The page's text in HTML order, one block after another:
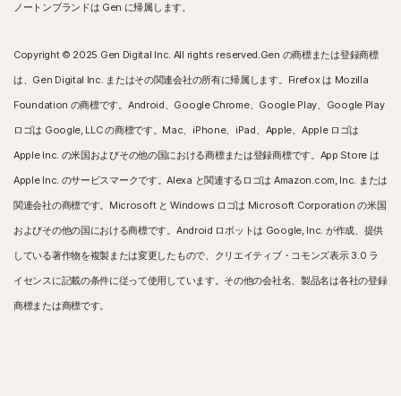
ノートンブランドは Gen に帰属します。
Copyright © 2025 Gen Digital Inc. All rights reserved.Gen の商標または登録商標
は、Gen Digital Inc. またはその関連会社の所有に帰属します。Firefox は Mozilla
Foundation の商標です。Android、Google Chrome、Google Play、Google Play
ロゴは Google, LLC の商標です。Mac、iPhone、iPad、Apple、Apple ロゴは
Apple Inc. の米国およびその他の国における商標または登録商標です。App Store は
Apple Inc. のサービスマークです。Alexa と関連するロゴは Amazon.com, Inc. または
関連会社の商標です。Microsoft と Windows ロゴは Microsoft Corporation の米国
およびその他の国における商標です。Android ロボットは Google, Inc. が作成、提供
している著作物を複製または変更したもので、クリエイティブ・コモンズ表示 3.0 ラ
イセンスに記載の条件に従って使用しています。その他の会社名、製品名は各社の登録
商標または商標です。